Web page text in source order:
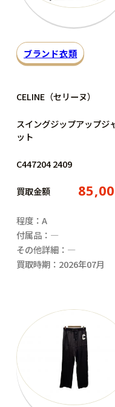
ブランド衣類
CELINE（セリーヌ）
スイングジップアップジ
ット
C447204 2409
買取金額
程度：A
付属品：―
その他詳細：―
買取時期：2026年07月